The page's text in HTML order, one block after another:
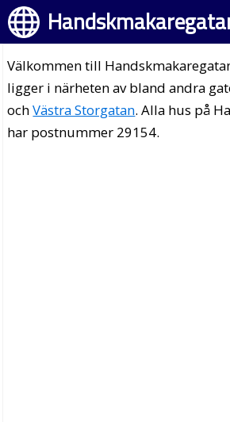
Välkommen till
ligger i närheten av bland andra
ochVästra Storgatan. Alla hus på
har postnummer 29154.